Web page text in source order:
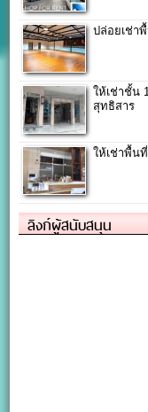
ปล่อยเช่า
ให้เช่าชั้น
สุทธิสาร
ให้เช่าพื้น
ลิงก์ผู้สนับสนุน